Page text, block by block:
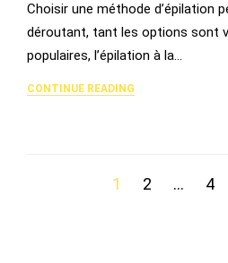
Choisir une méthode d’épilation
déroutant, tant les options sont
populaires, l’épilation à la…
CONTINUE READING
Pagination
1 2 … 4